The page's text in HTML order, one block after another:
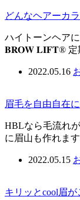
どんなヘアーカ
ハイトーンヘア
𝐁𝐑𝐎𝐖 𝐋𝐈𝐅𝐓®︎ 定
2022.05.16
眉毛を自由自在
HBLなら毛流れ
に眉山も作れま
2022.05.15
キリッとcool眉